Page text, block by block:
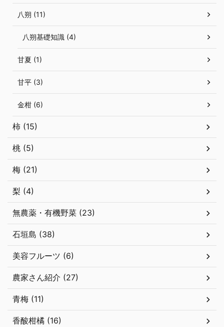
八朔 (11)
八朔基礎知識 (4)
甘夏 (1)
甘平 (3)
金柑 (6)
柿 (15)
桃 (5)
梅 (21)
梨 (4)
無農薬・有機野菜 (23)
石垣島 (38)
美容フルーツ (6)
農家さん紹介 (27)
青梅 (11)
香酸柑橘 (16)